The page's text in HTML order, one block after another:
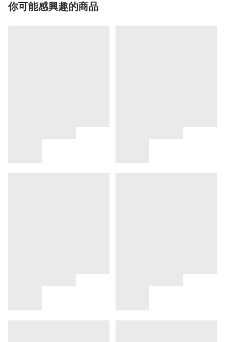
你可能感興趣的商品